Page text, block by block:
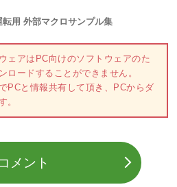
転用 外部マクロサンプル集
ェアはPC向けのソフトウェアのた
ロードすることができません。
PCと情報共有して頂き、PCからダ
。
コメント